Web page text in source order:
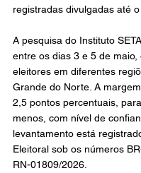
registradas divulgadas até o
A pesquisa do Instituto
entre os dias 3 e 5 de maio,
eleitores em diferentes
Grande do Norte. A
2,5 pontos percentuais,
menos, com nível de
levantamento está
Eleitoral sob os números
RN-01809/2026.